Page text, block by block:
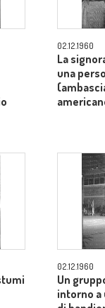
02.12.1960
La
una
02.12.1960
Un
intorno a